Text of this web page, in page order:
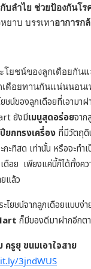
บลำไย ช่วยป้องกันโร
ยาบ บรรเทาอาการก
ยชน์ของลูกเดือยกันแ
เดือยทานกันแน่นนอน
ยชน์ของลูกเดือยที่เอามา
ยังมีเมนูสุดอร่อยจาก
ยกทรงเครื่อง ที่มีวัตถุดิ
ะทิสด เท่านั้น หรือจะทำเ
ดือย เพียงแค่นี้ก็ได้ทั้งค
แล้ว
โยชน์จากลูกเดือยแบบง่
ก็มีของดีมาฝากอีกต
รูยุ ขนมเอาใจสาย
3jndWUS